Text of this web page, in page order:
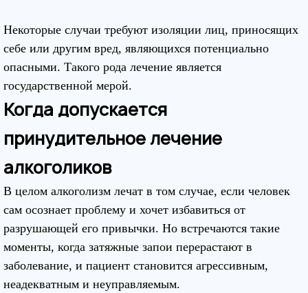
Некоторые случаи требуют изоляции лиц, приносящих
себе или другим вред, являющихся потенциально
опасными. Такого рода лечение является
государственной мерой.
Когда допускается
принудительное лечение
алкоголиков
В целом алкоголизм лечат в том случае, если человек
сам осознает проблему и хочет избавиться от
разрушающей его привычки. Но встречаются такие
моменты, когда затяжные запои перерастают в
заболевание, и пациент становится агрессивным,
неадекватным и неуправляемым.